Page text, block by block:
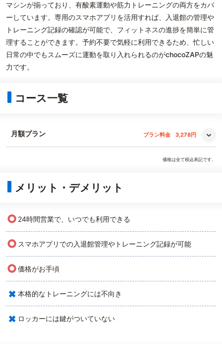
マシンが揃っており、有酸素運動や筋力トレーニングの両方をカバ
ーしています。専用のスマホアプリを活用すれば、入退館の管理や
トレーニング記録の確認が可能で、フィットネスの進捗を簡単に管
理することができます。予約不要で気軽に利用できるため、忙しい
日常の中でもスムーズに運動を取り入れられるのがchocoZAPの魅
力です。
コース一覧
月額プラン プラン料金 3,278円
価格は全て税込表記です。
メリット・デメリット
○ 24時間営業で、いつでも利用できる
○ スマホアプリでの入退館管理やトレーニング記録が可能
○価格がお手頃
× 本格的なトレーニングには不向き
× ロッカーには鍵がついていない